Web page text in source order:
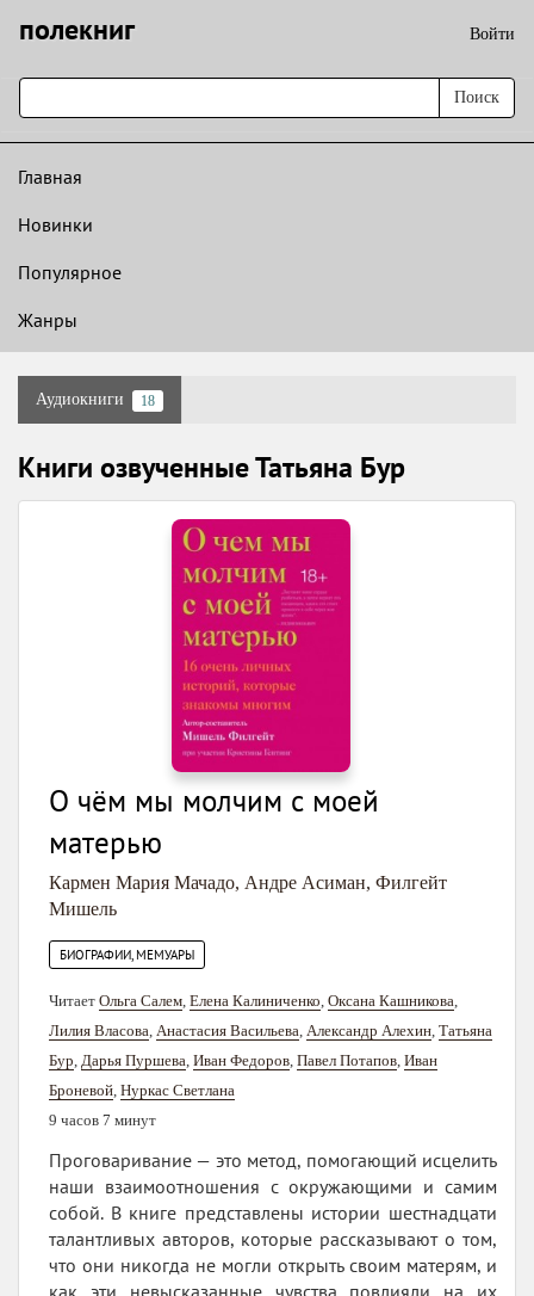
полекниг Войти
Поиск
Главная
Новинки
Популярное
Жанры
Аудиокниги 18
Книги озвученные Татьяна Бур
О чём мы молчим с моей
матерью
Кармен Мария Мачадо, Андре Асиман, Филгейт
Мишель
БИОГРАФИИ, МЕМУАРЫ
Читает Ольга Салем, Елена Калиниченко, Оксана Кашникова,
Лилия Власова, Анастасия Васильева, Александр Алехин, Татьяна
Бур, Дарья Пуршева, Иван Федоров, Павел Потапов, Иван
Броневой, Нуркас Светлана
9 часов 7 минут
Проговаривание — это метод, помогающий исцелить
наши взаимоотношения с окружающими и самим
собой. В книге представлены истории шестнадцати
талантливых авторов, которые рассказывают о том,
что они никогда не могли открыть своим матерям, и